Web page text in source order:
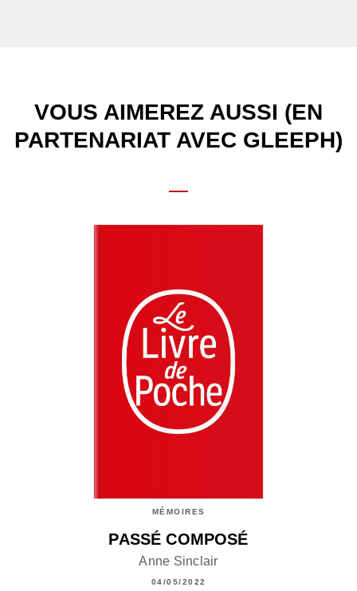
VOUS AIMEREZ AUSSI (EN
PARTENARIAT AVEC GLEEPH)
MÉMOIRES
PASSÉ COMPOSÉ
Anne Sinclair
04/05/2022